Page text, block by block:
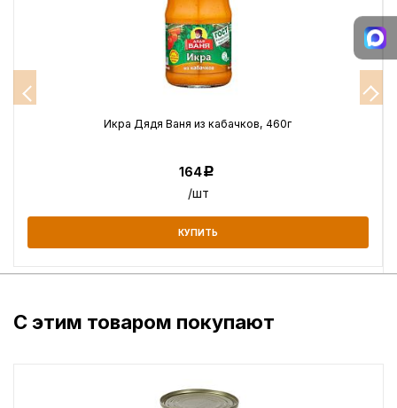
Икра Дядя Ваня из кабачков, 460г
164Р
/шт
КУПИТЬ
С этим товаром покупают